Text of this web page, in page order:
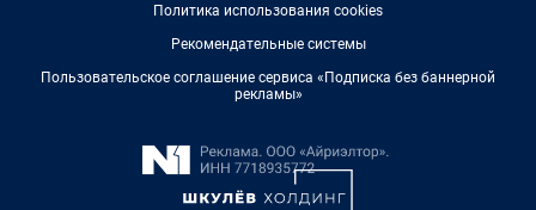
Политика использования cookies
Рекомендательные системы
Пользовательское соглашение сервиса «Подписка без баннерной
рекламы»